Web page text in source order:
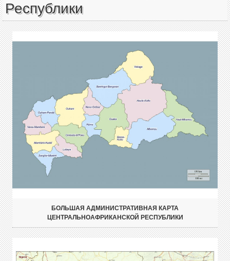
Республики
БОЛЬШАЯ АДМИНИСТРАТИВНАЯ КАРТА
ЦЕНТРАЛЬНОАФРИКАНСКОЙ РЕСПУБЛИКИ